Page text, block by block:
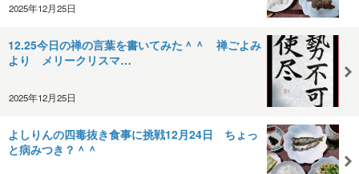
2025年12月25日
12.25今日の禅の言葉を書いてみた＾＾ 禅ごよみ
より メリークリスマ…
2025年12月25日
よしりんの四毒抜き食事に挑戦12月24日 ちょっ
と病みつき？＾＾